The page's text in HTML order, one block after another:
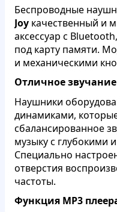
Беспроводные
Joy качественный и
аксессуар с
под карту памяти.
и механическими
Отличное звучание
Наушники
динамиками,
сбалансированное
музыку с
Специально
отверстия
частоты.
Функция MP3